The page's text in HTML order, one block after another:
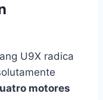
U9X radica
motores